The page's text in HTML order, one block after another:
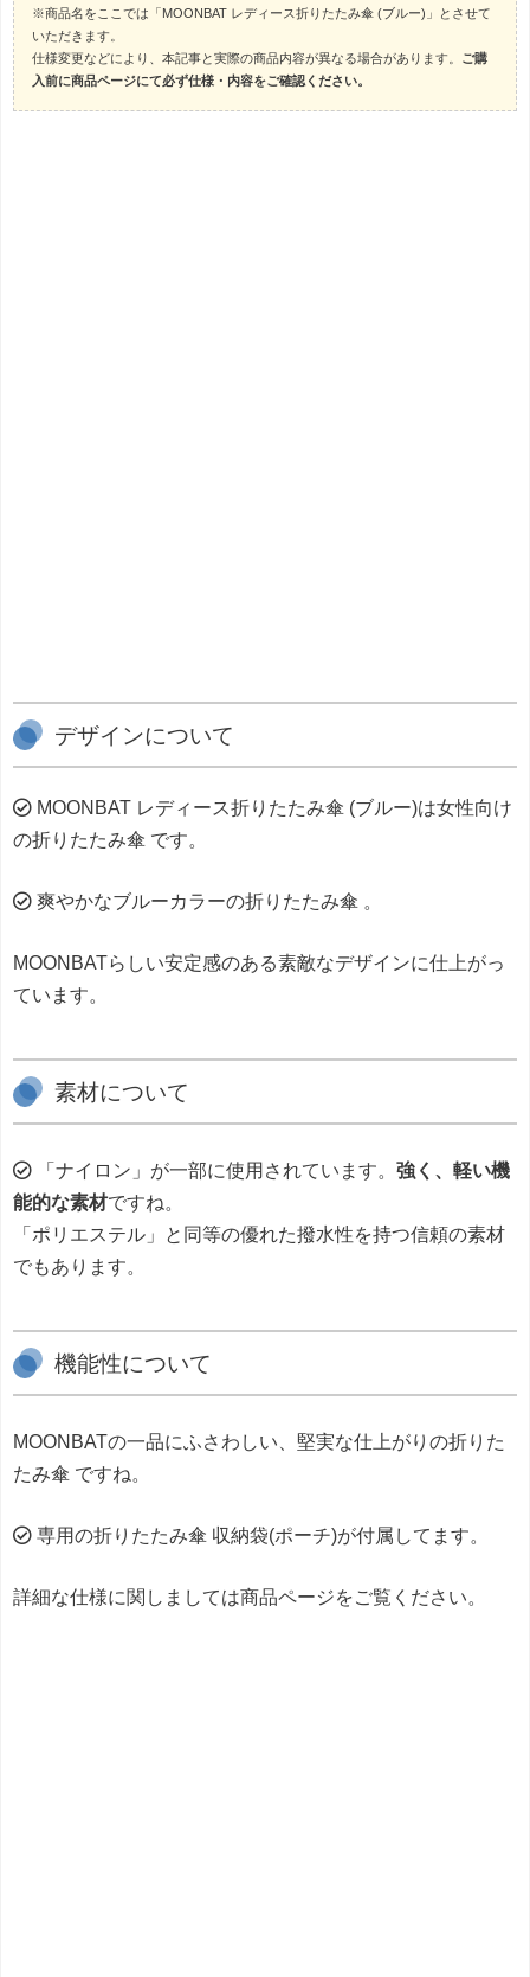
※商品名をここでは「MOONBAT レディース折りたたみ傘 (ブルー)」とさせて
いただきます。
仕様変更などにより、本記事と実際の商品内容が異なる場合があります。 ご購
入前に商品ページにて必ず仕様・内容をご確認ください。
デザインについて
MOONBAT レディース折りたたみ傘 (ブルー)は女性向け
の折りたたみ傘 です。
爽やかなブルーカラーの折りたたみ傘 。
MOONBATらしい安定感のある素敵なデザインに仕上がっ
ています。
素材について
「ナイロン」が一部に使用されています。 強く、軽い機
能的な素材ですね。
「ポリエステル」と同等の優れた撥水性を持つ信頼の素材
でもあります。
機能性について
MOONBATの一品にふさわしい、堅実な仕上がりの折りた
たみ傘 ですね。
専用の折りたたみ傘 収納袋(ポーチ)が付属してます。
詳細な仕様に関しましては商品ページをご覧ください。